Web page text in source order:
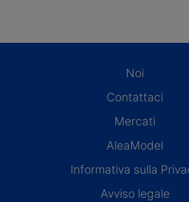
Noi
Contattaci
Mercati
AleaModel
Informativa sulla
Avviso legale